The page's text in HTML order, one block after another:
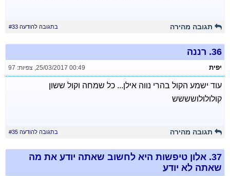
תגובה מהירה בתגובה להודעה #33
36. רננה
יפית 25/03/2017 00:49
, צפיות: 97
עוד ישמע הקול בהרי נווה אילן... כל שמחה וקול ששון
קולולולושששש
תגובה מהירה בתגובה להודעה #35
37. אלון טיפשות היא לחשוב שאתה יודע את מה
שאתה לא יודע